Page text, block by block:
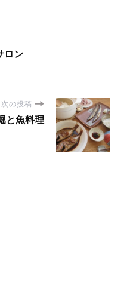
ロン
次の投稿
と魚料理